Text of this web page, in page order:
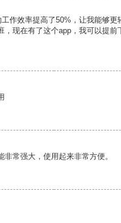
作效率提高了50%，让我能够更
，现在有了这个app，我可以提前
非常强大，使用起来非常方便。